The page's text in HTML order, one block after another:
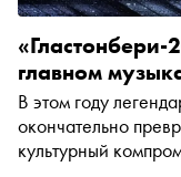
главном
В этом году
окончательно
культурный